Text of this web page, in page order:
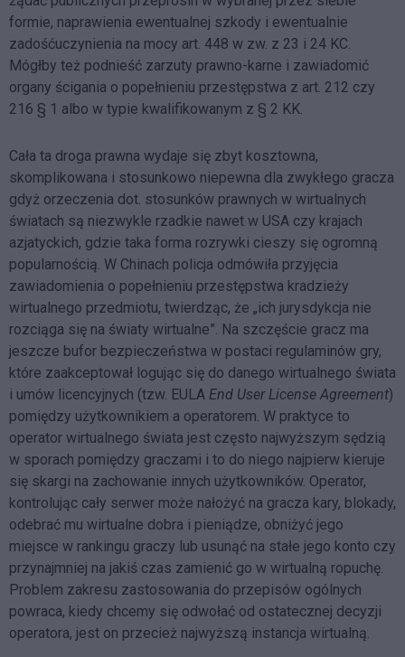
formie, naprawienia ewentualnej szkody i ewentualnie
zadośćuczynienia na mocy art. 448 w zw. z 23 i 24 KC.
Mógłby też podnieść zarzuty prawno-karne i zawiadomić
organy ścigania o popełnieniu przestępstwa z art. 212 czy
216 § 1 albo w typie kwalifikowanym z § 2 KK.
Cała ta droga prawna wydaje się zbyt kosztowna,
skomplikowana i stosunkowo niepewna dla zwykłego gracza
gdyż orzeczenia dot. stosunków prawnych w wirtualnych
światach są niezwykle rzadkie nawet w USA czy krajach
azjatyckich, gdzie taka forma rozrywki cieszy się ogromną
popularnością. W Chinach policja odmówiła przyjęcia
zawiadomienia o popełnieniu przestępstwa kradzieży
wirtualnego przedmiotu, twierdząc, że „ich jurysdykcja nie
rozciąga się na światy wirtualne”. Na szczęście gracz ma
jeszcze bufor bezpieczeństwa w postaci regulaminów gry,
które zaakceptował logując się do danego wirtualnego świata
i umów licencyjnych (tzw. EULA End User License Agreement)
pomiędzy użytkownikiem a operatorem. W praktyce to
operator wirtualnego świata jest często najwyższym sędzią
w sporach pomiędzy graczami i to do niego najpierw kieruje
się skargi na zachowanie innych użytkowników. Operator,
kontrolując cały serwer może nałożyć na gracza kary, blokady,
odebrać mu wirtualne dobra i pieniądze, obniżyć jego
miejsce w rankingu graczy lub usunąć na stałe jego konto czy
przynajmniej na jakiś czas zamienić go w wirtualną ropuchę.
Problem zakresu zastosowania do przepisów ogólnych
powraca, kiedy chcemy się odwołać od ostatecznej decyzji
operatora, jest on przecież najwyższą instancja wirtualną.